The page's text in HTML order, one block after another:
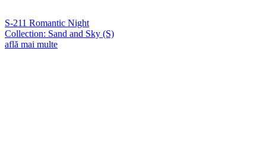
S-211 Romantic Night
Collection: Sand and Sky (S)
află mai multe